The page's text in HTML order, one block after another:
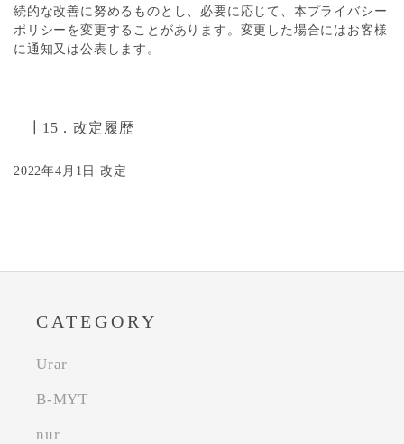
続的な改善に努めるものとし、必要に応じて、本プライバシー
ポリシーを変更することがあります。変更した場合にはお客様
に通知又は公表します。
┃15．改定履歴
2022年4月1日 改定
CATEGORY
Urar
B-MYT
nur